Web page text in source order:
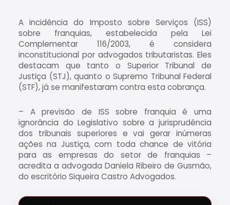
A incidência do Imposto sobre Serviços (ISS)
sobre franquias, estabelecida pela Lei
Complementar 116/2003, é considera
inconstitucional por advogados tributaristas. Eles
destacam que tanto o Superior Tribunal de
Justiça (STJ), quanto o Supremo Tribunal Federal
(STF), já se manifestaram contra esta cobrança.
– A previsão de ISS sobre franquia é uma
ignorância do Legislativo sobre a jurisprudência
dos tribunais superiores e vai gerar inúmeras
ações na Justiça, com toda chance de vitória
para as empresas do setor de franquias –
acredita a advogada Daniela Ribeiro de Gusmão,
do escritório Siqueira Castro Advogados.